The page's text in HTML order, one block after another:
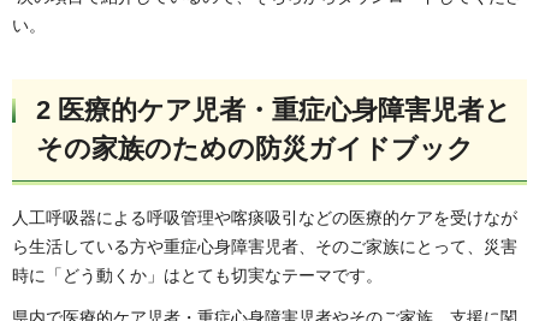
い。
2 医療的ケア児者・重症心身障害児者と
その家族のための防災ガイドブック
人工呼吸器による呼吸管理や喀痰吸引などの医療的ケアを受けなが
ら生活している方や重症心身障害児者、そのご家族にとって、災害
時に「どう動くか」はとても切実なテーマです。